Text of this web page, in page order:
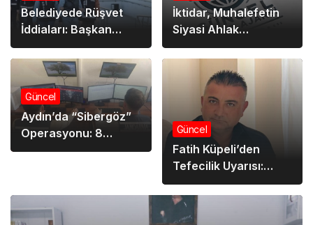
Belediyede Rüşvet
İddiaları: Başkan
Danışmanına Tahliye
İktidar, Muhalefetin
Siyasi Ahlak
Eleştirilerine Sert
Yanıt Verdi
Güncel
Aydın’da “Sibergöz”
Operasyonu: 8
Şüpheliye Adli İşlem
Güncel
Fatih Küpeli’den
Tefecilik Uyarısı:
“Türk Milleti Faiz
Sarmalında
Boğulmayacak”